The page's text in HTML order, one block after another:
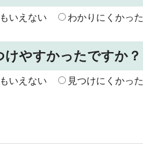
いえない わかりにくかった
やすかったですか？
いえない 見つけにくかった